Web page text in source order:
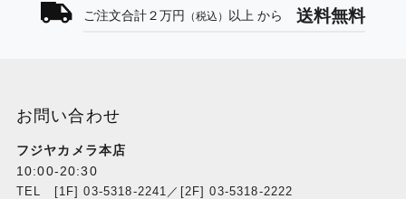
ご注文合計２万円 （税込） 以上 から 送料無料
お問い合わせ
フジヤカメラ本店
10:00-20:30
TEL [1F] 03-5318-2241／[2F] 03-5318-2222